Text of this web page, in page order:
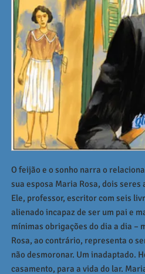
O feijão e o sonho narra o
sua esposa Maria Rosa, dois
Ele, professor, escritor com seis
alienado incapaz de ser um pai e
mínimas obrigações do dia a dia
Rosa, ao contrário, representa o
não desmoronar. Um inadaptado.
casamento, para a vida do lar.